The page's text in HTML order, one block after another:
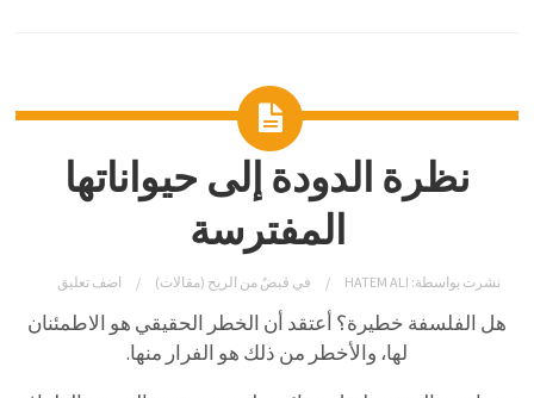
نظرة الدودة إلى حيواناتها
المفترسة
نشرت بواسطة: HATEM ALI في قبضٌ من الريح (مقالات) اضف تعليق
هل الفلسفة خطيرة؟ أعتقد أن الخطر الحقيقي هو الاطمئنان
لها، والأخطر من ذلك هو الفرار منها.